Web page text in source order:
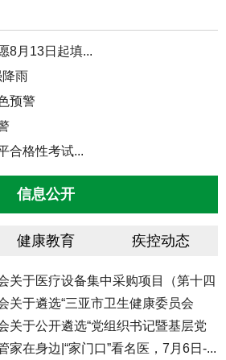
8月13日起填...
雨
预警
合格性考试...
来持续性强降...
安全生产委...
批30日起填...
29日12时截...
学转学线上...
档分数线划...
边道路实施...
信息公开
健康教育 疾控动态
关于医疗设备集中采购项目（第十四
关于遴选“三亚市卫生健康委员会
关于公开遴选“党组织书记暨基层党
家在身边|“家门口”看名医，7月6日-...